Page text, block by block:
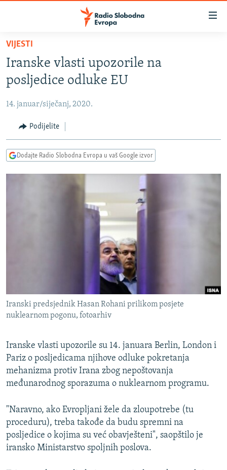
Pređite
glavni
sadržaj
Pređite
na
navigaciju
Pređite
na
BOSNA I HERCEGOVINA
SRBIJA
KOSOVO
CRNA GORA
VIDEO
PODCASTI
RSE PRIČE IZ SVIJETA
GENOCID U SREBRENICI
TV LIBERTY
POST SCRIPTUM
MOJA EVROPA
SVE KARTE DEJTONA
NASTANAK I RASPAD JUGOSLAVIJE
PRATITE NAS
Sve RFE/RL stranice
VIJESTI
Iranske vlasti upozorile na
posljedice odluke EU
14. januar/siječanj, 2020.
Podijelite
Dodajte Radio Slobodna Evropa u vaš Google izvor
Iranski predsjednik Hasan Rohani prilikom posjete
nuklearnom pogonu, fotoarhiv
Iranske vlasti upozorile su 14. januara Berlin, London i
Pariz o posljedicama njihove odluke pokretanja
mehanizma protiv Irana zbog nepoštovanja
međunarodnog sporazuma o nuklearnom programu.
"Naravno, ako Evropljani žele da zloupotrebe (tu
proceduru), treba takođe da budu spremni na
posljedice o kojima su već obavješteni", saopštilo je
iransko Ministarstvo spoljnih poslova.